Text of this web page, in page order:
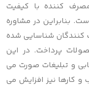
کننده با کیفیت
بنابراین در مشاوره
کنندگان شناسایی شده
پرداخت. در این
و تبلیغات صورت می
کارها نیز افزایش می